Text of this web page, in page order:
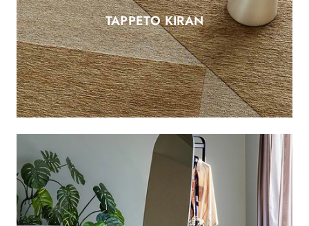
TAPPETO KIRAN